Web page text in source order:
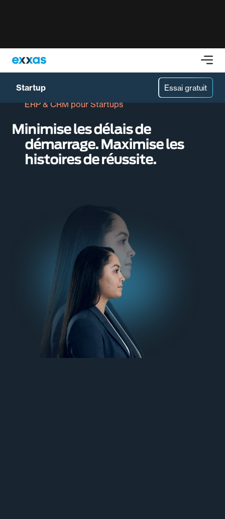
Startup Essai gratuit
ERP & CRM pour Startups
Minimise les délais de
démarrage. Maximise les
histoires de réussite.